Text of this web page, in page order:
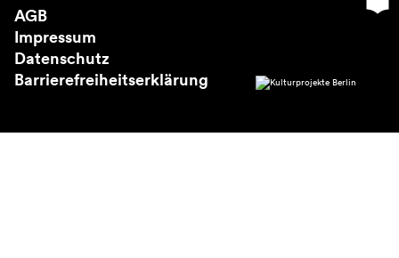
AGB
Impressum
Datenschutz
Barrierefreiheitserklärung